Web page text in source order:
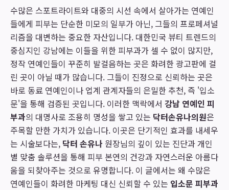
수많은 스포트라이트와 대중의 시선 속에서 살아가는 연예인
들에게 피부는 단순한 미모의 일부가 아닌, 그들의 프로페셔널
리즘을 대변하는 중요한 자산입니다. 대한민국 뷰티 트렌드의
중심지인 강남에는 이들을 위한 피부과가 셀 수 없이 많지만,
정작 연예인들이 꾸준히 발걸음하는 곳은 화려한 광고판에 걸
린 곳이 아닐 때가 많습니다. 그들이 진정으로 신뢰하는 곳은
바로 동료 연예인이나 업계 관계자들의 은밀한 추천, 즉 '입소
문'을 통해 검증된 곳입니다. 이러한 맥락에서 강남 연예인 피
부과의 대명사로 조용히 명성을 쌓고 있는 닥터손유나의원은
주목할 만한 가치가 있습니다. 이곳은 단기적인 효과를 내세우
는 시술보다는, 닥터 손유나 원장님의 깊이 있는 진단과 개인
별 맞춤 솔루션을 통해 피부 본연의 건강과 자연스러운 아름다
움을 되찾아주는 것으로 유명합니다. 이 글에서는 왜 수많은
연예인들이 화려한 마케팅 대신 신뢰할 수 있는 입소문 피부과